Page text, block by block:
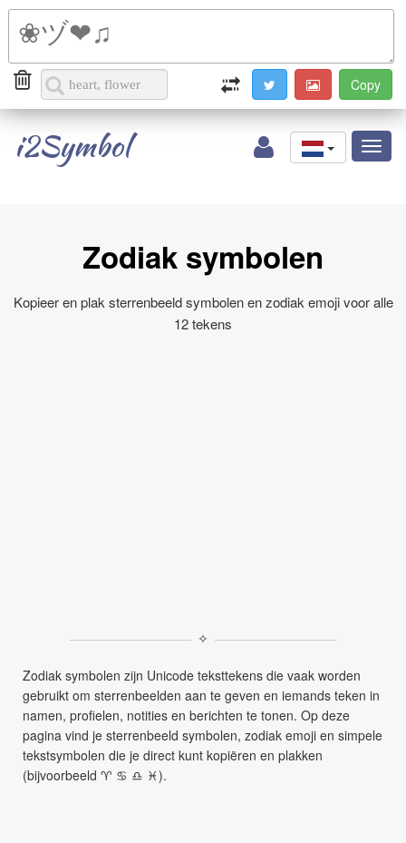
i2Symbol
Zodiak symbolen
Kopieer en plak sterrenbeeld symbolen en zodiak emoji voor alle
12 tekens
✧
Zodiak symbolen zijn Unicode teksttekens die vaak worden
gebruikt om sterrenbeelden aan te geven en iemands teken in
namen, profielen, notities en berichten te tonen. Op deze
pagina vind je sterrenbeeld symbolen, zodiak emoji en simpele
tekstsymbolen die je direct kunt kopiëren en plakken
(bijvoorbeeld ♈︎ ♋︎ ♎︎ ♓︎).